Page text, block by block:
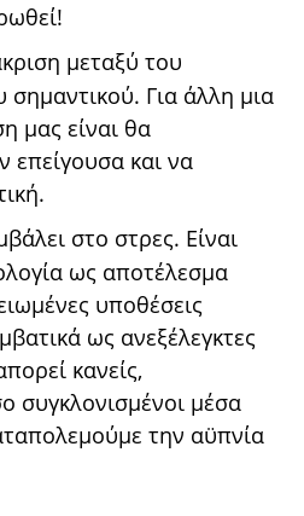
μεταξύ του
σημαντικού. Για άλλη μια
μας είναι θα
επείγουσα και να
στο στρες. Είναι
ως αποτέλεσμα
υποθέσεις
ως ανεξέλεγκτες
κανείς,
συγκλονισμένοι μέσα
την αϋπνία